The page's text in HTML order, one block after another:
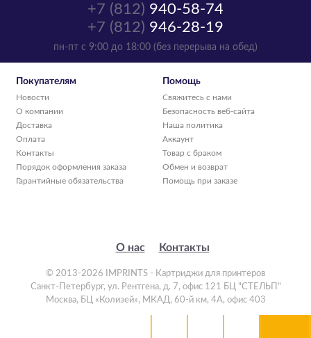
+7 (812) 940-58-74
+7 (812) 946-28-19
пн-пт с 9:00 до 18:00 (без перерыва на обед)
Покупателям
Новости
О компании
Доставка
Оплата
Контакты
Порядок оформления заказа
Гарантийные обязательства
Помощь
Свяжитесь с нами
Безопасность веб-сайта
Наша политика
Аккаунт
Товар с браком
Обмен и возврат
Помощь при заказе
О нас Контакты
© 2013-2026 IMPRINTS - Картриджи для принтеров
Санкт-Петербург, ул. Рентгена, д. 7, офис 121 БЦ "СТЕЛЬП"
Москва, БЦ «Колизей», МКАД, 60-й км, 4А, офис 403